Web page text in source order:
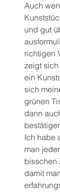
Auch
und gut
richtigen
zeigt
ein
sich
grünen
dann
Ich habe
man
bisschen
damit